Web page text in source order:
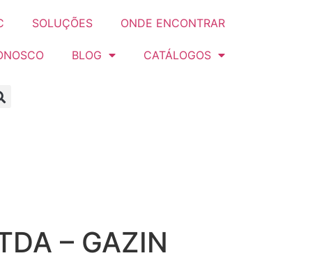
SOLUÇÕES ONDE ENCONTRAR
BLOG CATÁLOGOS
– GAZIN